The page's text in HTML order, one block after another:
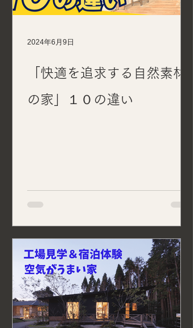
「快適を追求する自然素材
の家」１０の違い
2024年6月9日